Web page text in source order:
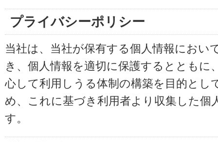
プライバシーポリシー
当社は、当社が保有する個人情報におい
き、個人情報を適切に保護するとともに
心して利用しうる体制の構築を目的とし
め、これに基づき利用者より収集した個
す。